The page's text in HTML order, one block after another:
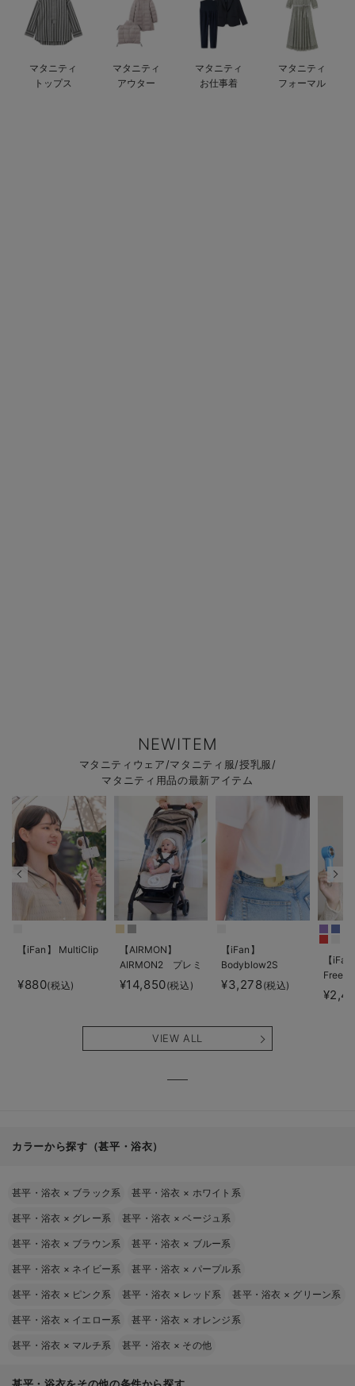
ベビー 小物
安心の日本製。先輩ママが買ってよかった！本当に必要な出産準備品
ハレの日に着るANGELIEBEのセレモニー
買って正解！高評価レビューアイテム
マタニティ
トップス
マタニティ
アウター
マタニティ
お仕事着
マタニティ
フォーマル
NEWITEM
マタニティウェア/マタニティ服/授乳服/
マタニティ用品の最新アイテム
【iFan】 MultiClip
¥880(税込)
【AIRMON】
AIRMON2 プレミ
アム
¥14,850(税込)
【iFan】
Bodyblow2S
¥3,278(税込)
【
Freeze
VIEW ALL
カラーから探す（甚平・浴衣）
甚平・浴衣 × ブラック系 甚平・浴衣 × ホワイト系
甚平・浴衣 × グレー系 甚平・浴衣 ×ベージュ系
甚平・浴衣 × ブラウン系 甚平・浴衣 × ブルー系
甚平・浴衣 × ネイビー系 甚平・浴衣 × パープル系
甚平・浴衣 × ピンク系 甚平・浴衣 × レッド系 甚平・浴衣 × グリーン系
甚平・浴衣 × イエロー系 甚平・浴衣 × オレンジ系
甚平・浴衣 × マルチ系 甚平・浴衣 × その他